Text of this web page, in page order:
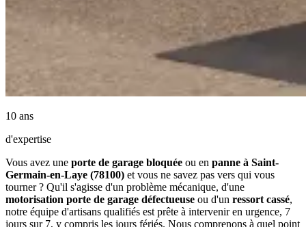
10 ans
d'expertise
Vous avez une porte de garage bloquée ou en panne à Saint-
Germain-en-Laye (78100) et vous ne savez pas vers qui vous
tourner ? Qu'il s'agisse d'un problème mécanique, d'une
motorisation porte de garage défectueuse ou d'un ressort cassé,
notre équipe d'artisans qualifiés est prête à intervenir en urgence, 7
jours sur 7, y compris les jours fériés. Nous comprenons à quel point